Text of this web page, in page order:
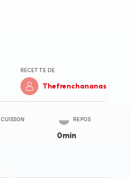
RECETTE DE
Thefrenchananas
CUISSON REPOS
0min